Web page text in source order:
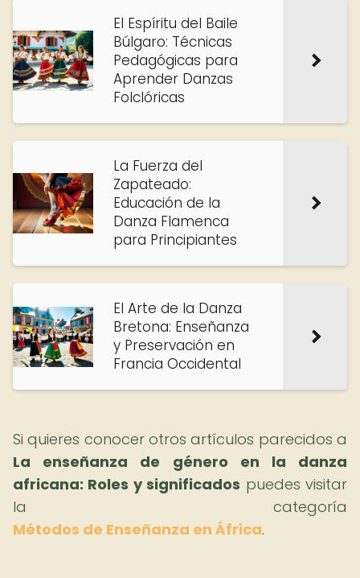
El Espíritu del Baile
Búlgaro: Técnicas
Pedagógicas para
Aprender Danzas
Folclóricas
La Fuerza del
Zapateado:
Educación de la
Danza Flamenca
para Principiantes
El Arte de la Danza
Bretona: Enseñanza
y Preservación en
Francia Occidental
Si quieres conocer otros artículos parecidos a
La enseñanza de género en la danza
africana: Roles y significados puedes visitar
la categoría
Métodos de Enseñanza en África.